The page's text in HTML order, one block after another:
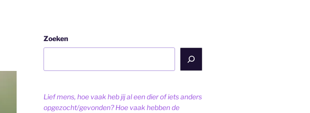
Zoeken
Lief mens, hoe vaak heb jij al een dier of iets anders
opgezocht/gevonden? Hoe vaak hebben de